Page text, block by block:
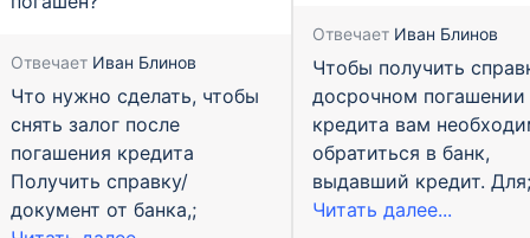
Отвечает Иван Блинов
Что нужно сделать, чтобы
снять залог после
погашения кредита
Получить справку/
документ от банка,;
Отвечает Иван Блинов
Чтобы получить
досрочном погашении
кредита вам
обратиться в банк,
выдавший кредит. Для;
Читать далее...